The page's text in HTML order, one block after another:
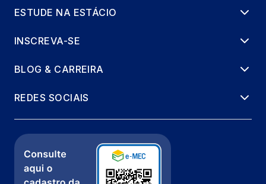
ESTUDE NA ESTÁCIO
INSCREVA-SE
BLOG & CARREIRA
REDES SOCIAIS